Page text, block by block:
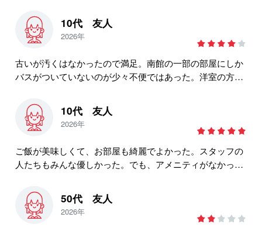
10代 友人
2026年
古いが汚くはなかったので満足。南館の一部の部屋にしか
バスがついていないのが少々不便ではあった。洋室の方が
思った。
10代 友人
2026年
ご飯が美味しくて、お部屋も綺麗でよかった。スタッフの
人たちもみんな優しかった。でも、アメニティがなかった
50代 友人
2026年